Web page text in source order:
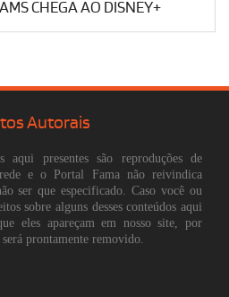
CHEGA AO DISNEY+
Autorais
aqui presentes são reproduções de
e o Portal Fama não reivindica
ser que especificado. Caso você ou
sobre alguns desses conteúdos aqui
eles apareçam em nosso site, por
prontamente removido.